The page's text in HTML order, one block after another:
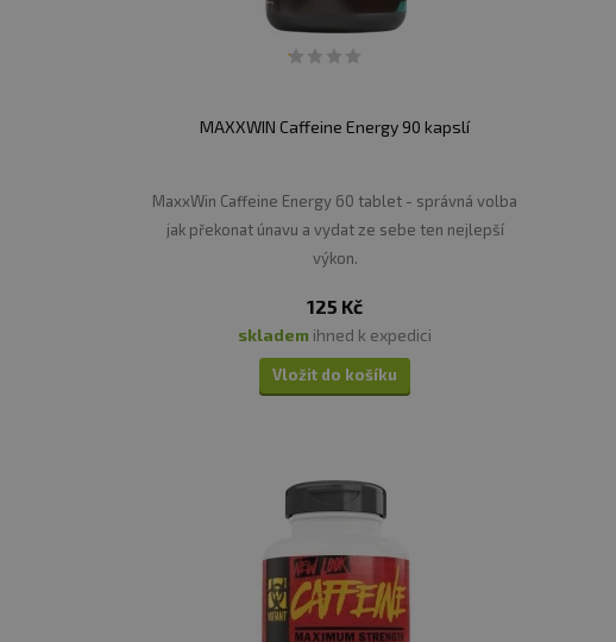
MAXXWIN Caffeine Energy 90 kapslí
MaxxWin Caffeine Energy 60 tablet - správná volba
jak překonat únavu a vydat ze sebe ten nejlepší
výkon.
125 Kč
skladem ihned k expedici
Vložit do košíku